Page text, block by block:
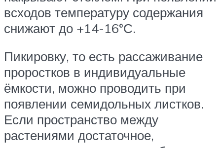
всходов температуру содержания
снижают до +14-16°С.
Пикировку, то есть рассаживание
проростков в индивидуальные
ёмкости, можно проводить при
появлении семидольных листков.
Если пространство между
растениями достаточное,